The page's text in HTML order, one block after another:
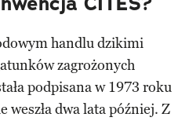
handlu dzikimi
zagrożonych
podpisana w 1973 roku
weszła dwa lata później. Z